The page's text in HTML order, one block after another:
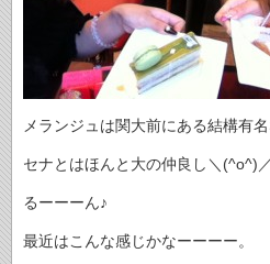
メランジュは関大前にある結構有
セナとはほんと大の仲良し＼(^o^)／
るーーーん♪
最近はこんな感じかなーーーー。